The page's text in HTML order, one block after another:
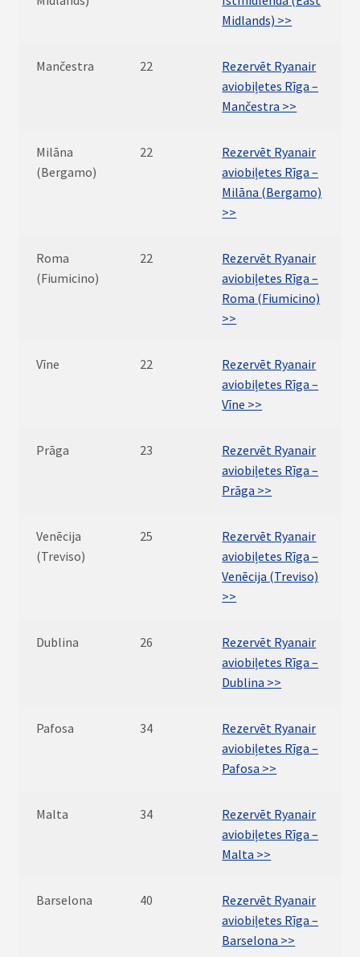
Midlands) >>
Mančestra 22
Rezervēt Ryanair
aviobiļetes Rīga –
Mančestra >>
Milāna
(Bergamo)
22
Rezervēt Ryanair
aviobiļetes Rīga –
Milāna (Bergamo)
>>
Roma
(Fiumicino)
22
Rezervēt Ryanair
aviobiļetes Rīga –
Roma (Fiumicino)
>>
Vīne 22
Rezervēt Ryanair
aviobiļetes Rīga –
Vīne >>
Prāga 23
Rezervēt Ryanair
aviobiļetes Rīga –
Prāga >>
Venēcija
(Treviso)
25
Rezervēt Ryanair
aviobiļetes Rīga –
Venēcija (Treviso)
>>
Dublina 26
Rezervēt Ryanair
aviobiļetes Rīga –
Dublina >>
Pafosa 34
Rezervēt Ryanair
aviobiļetes Rīga –
Pafosa >>
Malta 34
Rezervēt Ryanair
aviobiļetes Rīga –
Malta >>
Barselona 40
Rezervēt Ryanair
aviobiļetes Rīga –
Barselona >>